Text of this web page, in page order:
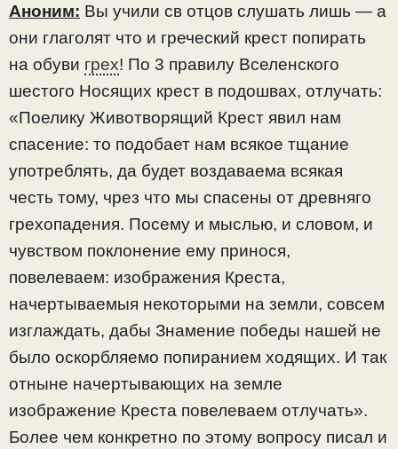
Аноним: Вы учили св отцов слушать лишь — а
они глаголят что и греческий крест попирать
на обуви грех! По 3 правилу Вселенского
шестого Носящих крест в подошвах, отлучать:
«Поелику Животворящий Крест явил нам
спасение: то подобает нам всякое тщание
употреблять, да будет воздаваема всякая
честь тому, чрез что мы спасены от древняго
грехопадения. Посему и мыслью, и словом, и
чувством поклонение ему принося,
повелеваем: изображения Креста,
начертываемыя некоторыми на земли, совсем
изглаждать, дабы Знамение победы нашей не
было оскорбляемо попиранием ходящих. И так
отныне начертывающих на земле
изображение Креста повелеваем отлучать».
Более чем конкретно по этому вопросу писал и